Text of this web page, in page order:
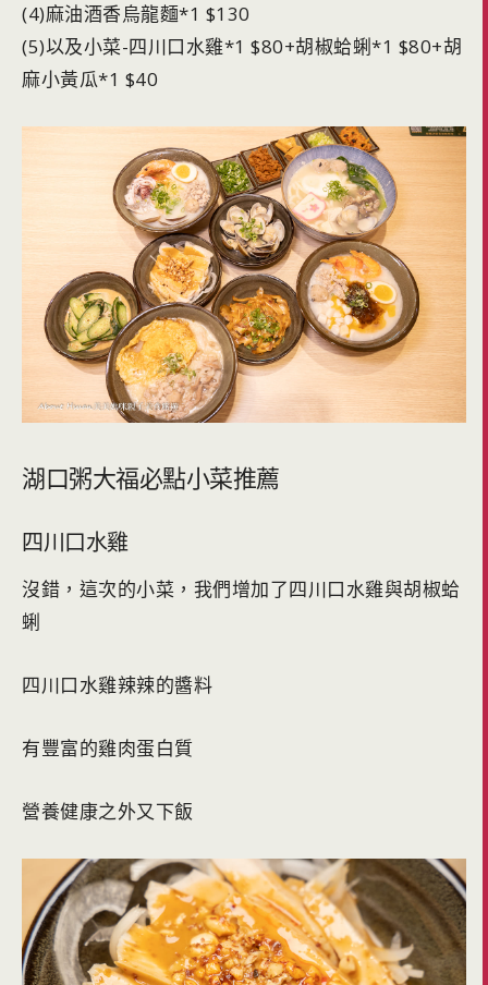
(4)麻油酒香烏龍麵*1 $130
(5)以及小菜-四川口水雞*1 $80+胡椒蛤蜊*1 $80+胡
麻小黃瓜*1 $40
湖口粥大福必點小菜推薦
四川口水雞
沒錯，這次的小菜，我們增加了四川口水雞與胡椒蛤
蜊
四川口水雞辣辣的醬料
有豐富的雞肉蛋白質
營養健康之外又下飯